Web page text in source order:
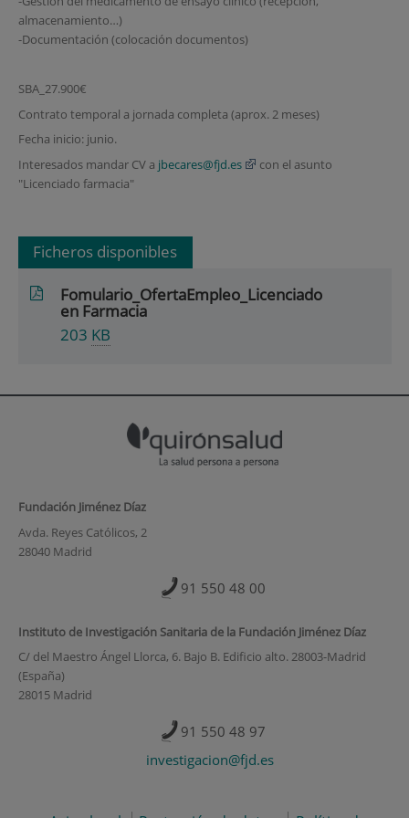
almacenamiento…)
-Documentación (colocación documentos)
SBA_27.900€
Contrato temporal a jornada completa (aprox. 2 meses)
Fecha inicio: junio.
Interesados mandar CV a jbecares@fjd.es
con el asunto
"Licenciado farmacia"
Ficheros disponibles
Fomulario_OfertaEmpleo_Licenciado
en Farmacia
203 KB
Fundación Jiménez Díaz
Avda. Reyes Católicos, 2
28040 Madrid
91 550 48 00
Instituto de Investigación Sanitaria de la Fundación Jiménez Díaz
C/ del Maestro Ángel Llorca, 6. Bajo B. Edificio alto. 28003-Madrid
(España)
28015 Madrid
91 550 48 97
investigacion@fjd.es